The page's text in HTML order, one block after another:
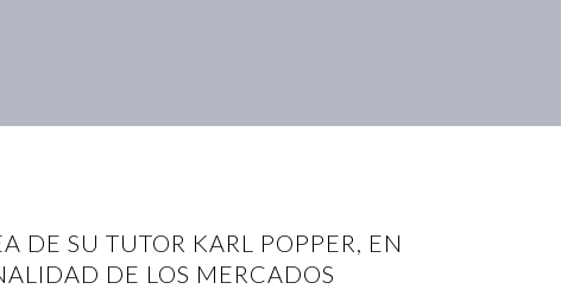
DE SU TUTOR KARL POPPER, EN
DE LOS MERCADOS